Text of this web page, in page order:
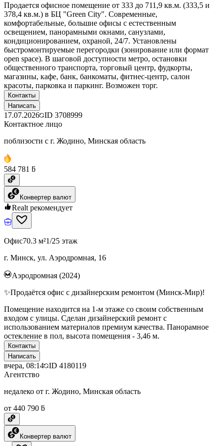
Продается офисное помещение от 333 до 711,9 кв.м. (333,5 и
378,4 кв.м.) в БЦ "Green City". Современные,
комфортабельные, большие офисы с естественным
освещением, панорамными окнами, санузлами,
кондиционированием, охраной, 24/7. Установлены
быстромонтируемые перегородки (зонирование или формат
open space). В шаговой доступности метро, остановки
общественного транспорта, торговый центр, фудкорты,
магазины, кафе, банк, банкоматы, фитнес-центр, салон
красоты, парковка и паркинг. Возможен торг.
Контакты
Написать
17.07.2026 ID 3708999
Контактное лицо
поблизости с г. Жодино, Минская область
584 781 ƃ
Конвертер валют
Realt рекомендует
Офис70.3 м²1/25 этаж
г. Минск, ул. Аэродромная, 16
Аэродромная (2024)
✨Продаётся офис с дизайнерским ремонтом (Минск-Мир)!
Помещение находится на 1-м этаже со своим собственным
входом с улицы. Сделан дизайнерский ремонт с
использованием материалов премиум качества. Панорамное
остекление в пол, высота помещения - 3,46 м.
Контакты
Написать
вчера, 08:14 ID 4180119
Агентство
недалеко от г. Жодино, Минская область
от 440 790 ƃ
Конвертер валют